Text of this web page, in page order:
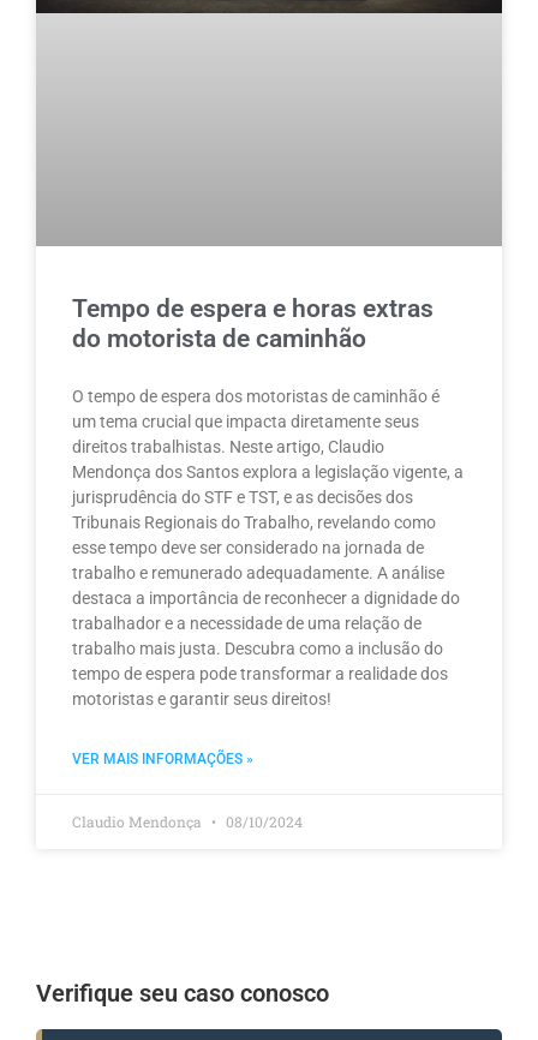
Tempo de espera e horas extras
do motorista de caminhão
O tempo de espera dos motoristas de caminhão é
um tema crucial que impacta diretamente seus
direitos trabalhistas. Neste artigo, Claudio
Mendonça dos Santos explora a legislação vigente, a
jurisprudência do STF e TST, e as decisões dos
Tribunais Regionais do Trabalho, revelando como
esse tempo deve ser considerado na jornada de
trabalho e remunerado adequadamente. A análise
destaca a importância de reconhecer a dignidade do
trabalhador e a necessidade de uma relação de
trabalho mais justa. Descubra como a inclusão do
tempo de espera pode transformar a realidade dos
motoristas e garantir seus direitos!
VER MAIS INFORMAÇÕES »
Claudio Mendonça 08/10/2024
Verifique seu caso conosco